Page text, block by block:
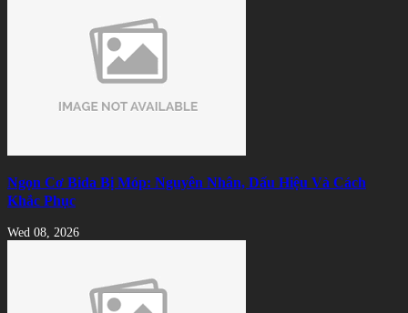
Ngọn Cơ Bida Bị Móp: Nguyên Nhân, Dấu Hiệu Và Cách
Khắc Phục
Wed 08, 2026